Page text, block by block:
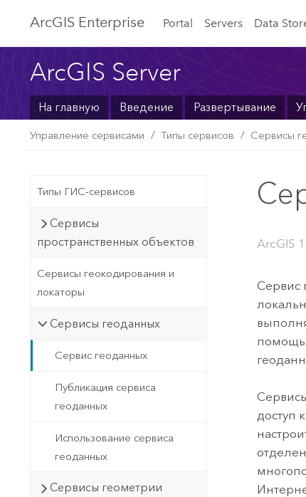
ArcGIS Enterprise Portal Servers Data
ArcGIS Server
На главную Введение Развертывание
Управление сервисами Типы сервисов Сервисы
Типы ГИС-сервисов
Сервисы
пространственных объектов
Сервисы геокодирования и
локаторы
Сервисы геоданных
Сервис геоданных
Публикация сервиса
геоданных
Использование сервиса
геоданных
Сервисы геометрии
ArcGIS
Сервис
доступ